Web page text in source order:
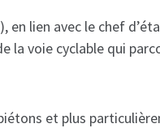
en lien avec le chef
la voie cyclable qui
et plus